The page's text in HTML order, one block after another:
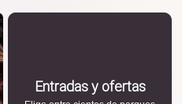
Entradas y ofertas